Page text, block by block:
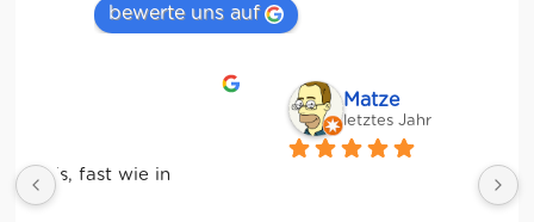
bewerte uns auf